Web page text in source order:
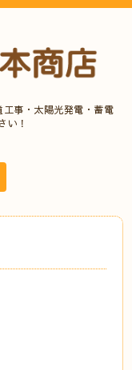
工事・太陽光発電・蓄電
い！